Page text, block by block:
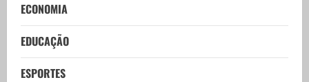
ECONOMIA
EDUCAÇÃO
ESPORTES